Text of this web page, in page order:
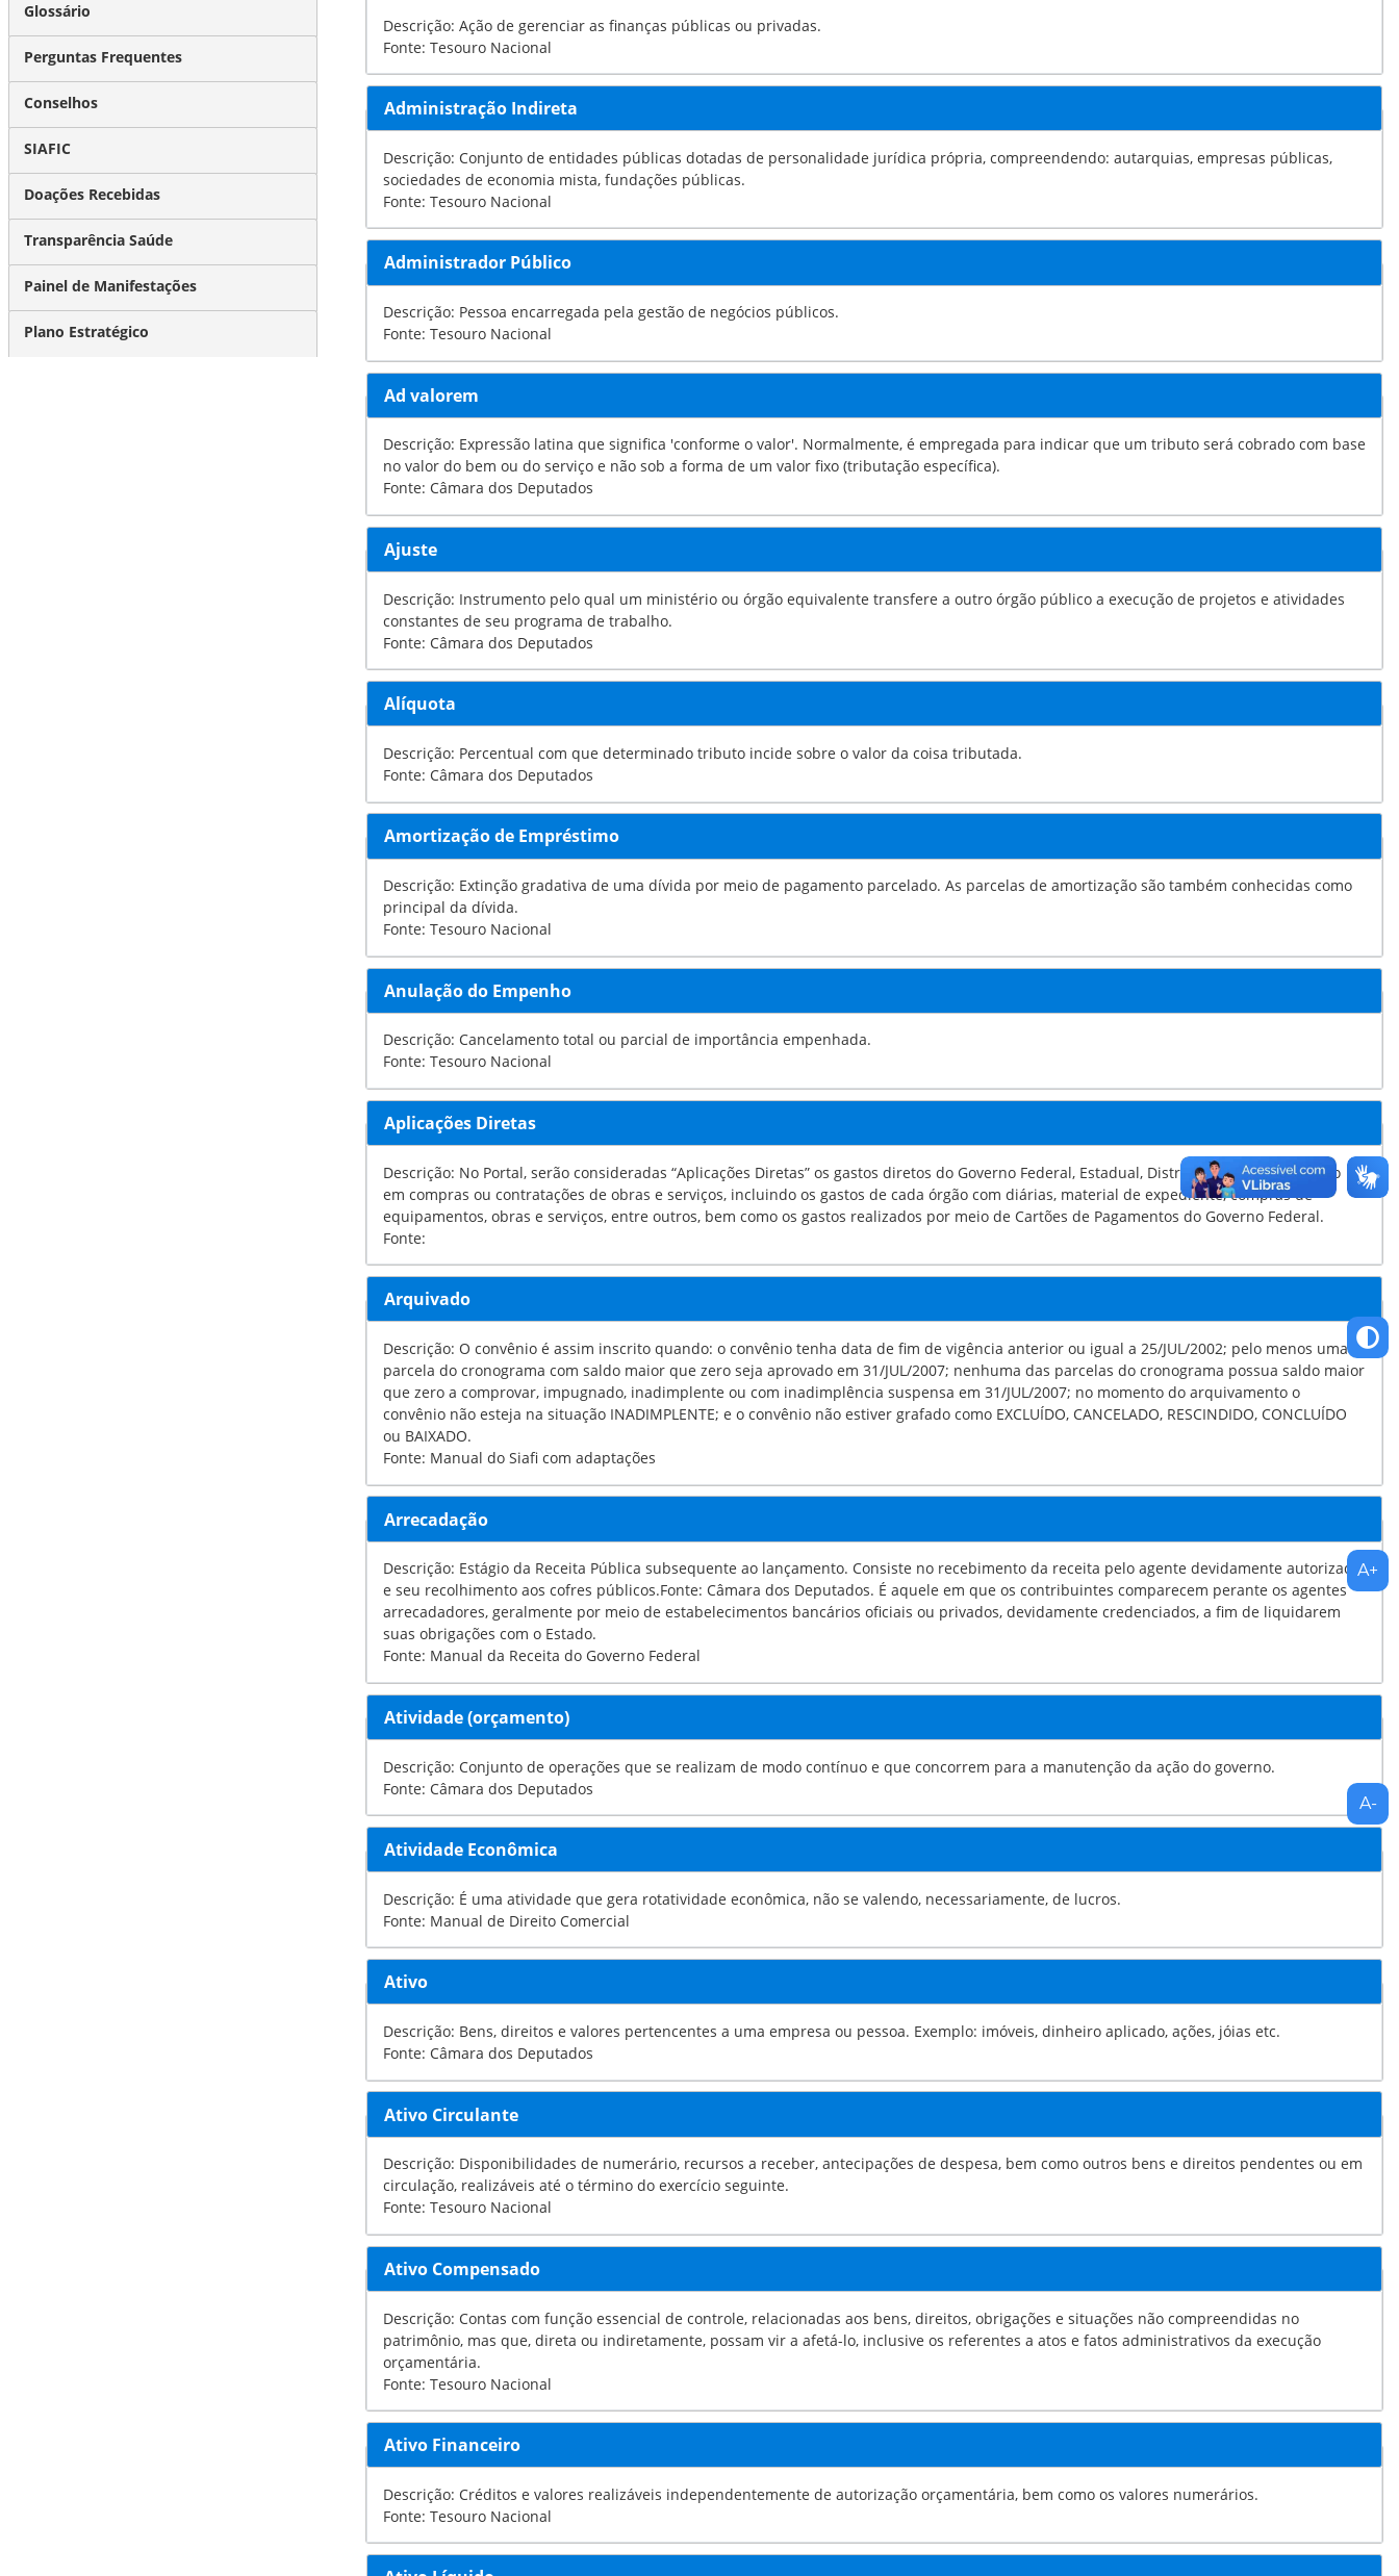
Glossário
Perguntas Frequentes
Conselhos
SIAFIC
Doações Recebidas
Transparência Saúde
Painel de Manifestações
Plano Estratégico
Descrição: Ação de gerenciar as finanças públicas ou privadas.
Fonte: Tesouro Nacional
Administração Indireta
Descrição: Conjunto de entidades públicas dotadas de personalidade jurídica própria, compreendendo: autarquias, empresas públicas,
sociedades de economia mista, fundações públicas.
Fonte: Tesouro Nacional
Administrador Público
Descrição: Pessoa encarregada pela gestão de negócios públicos.
Fonte: Tesouro Nacional
Ad valorem
Descrição: Expressão latina que significa 'conforme o valor'. Normalmente, é empregada para indicar que um tributo será cobrado com base
no valor do bem ou do serviço e não sob a forma de um valor fixo (tributação específica).
Fonte: Câmara dos Deputados
Ajuste
Descrição: Instrumento pelo qual um ministério ou órgão equivalente transfere a outro órgão público a execução de projetos e atividades
constantes de seu programa de trabalho.
Fonte: Câmara dos Deputados
Alíquota
Descrição: Percentual com que determinado tributo incide sobre o valor da coisa tributada.
Fonte: Câmara dos Deputados
Amortização de Empréstimo
Descrição: Extinção gradativa de uma dívida por meio de pagamento parcelado. As parcelas de amortização são também conhecidas como
principal da dívida.
Fonte: Tesouro Nacional
Anulação do Empenho
Descrição: Cancelamento total ou parcial de importância empenhada.
Fonte: Tesouro Nacional
Aplicações Diretas
Descrição: No Portal, serão consideradas “Aplicações Diretas” os gastos diretos do Governo Federal, Estadual, Distrito Federal e Município
em compras ou contratações de obras e serviços, incluindo os gastos de cada órgão com diárias, material de expediente, compras de
equipamentos, obras e serviços, entre outros, bem como os gastos realizados por meio de Cartões de Pagamentos do Governo Federal.
Fonte:
Arquivado
Descrição: O convênio é assim inscrito quando: o convênio tenha data de fim de vigência anterior ou igual a 25/JUL/2002; pelo menos uma
parcela do cronograma com saldo maior que zero seja aprovado em 31/JUL/2007; nenhuma das parcelas do cronograma possua saldo maior
que zero a comprovar, impugnado, inadimplente ou com inadimplência suspensa em 31/JUL/2007; no momento do arquivamento o
convênio não esteja na situação INADIMPLENTE; e o convênio não estiver grafado como EXCLUÍDO, CANCELADO, RESCINDIDO, CONCLUÍDO
ou BAIXADO.
Fonte: Manual do Siafi com adaptações
Arrecadação
Descrição: Estágio da Receita Pública subsequente ao lançamento. Consiste no recebimento da receita pelo agente devidamente autorizado
e seu recolhimento aos cofres públicos.Fonte: Câmara dos Deputados. É aquele em que os contribuintes comparecem perante os agentes
arrecadadores, geralmente por meio de estabelecimentos bancários oficiais ou privados, devidamente credenciados, a fim de liquidarem
suas obrigações com o Estado.
Fonte: Manual da Receita do Governo Federal
Atividade (orçamento)
Descrição: Conjunto de operações que se realizam de modo contínuo e que concorrem para a manutenção da ação do governo.
Fonte: Câmara dos Deputados
Atividade Econômica
Descrição: É uma atividade que gera rotatividade econômica, não se valendo, necessariamente, de lucros.
Fonte: Manual de Direito Comercial
Ativo
Descrição: Bens, direitos e valores pertencentes a uma empresa ou pessoa. Exemplo: imóveis, dinheiro aplicado, ações, jóias etc.
Fonte: Câmara dos Deputados
Ativo Circulante
Descrição: Disponibilidades de numerário, recursos a receber, antecipações de despesa, bem como outros bens e direitos pendentes ou em
circulação, realizáveis até o término do exercício seguinte.
Fonte: Tesouro Nacional
Ativo Compensado
Descrição: Contas com função essencial de controle, relacionadas aos bens, direitos, obrigações e situações não compreendidas no
patrimônio, mas que, direta ou indiretamente, possam vir a afetá-lo, inclusive os referentes a atos e fatos administrativos da execução
orçamentária.
Fonte: Tesouro Nacional
Ativo Financeiro
Descrição: Créditos e valores realizáveis independentemente de autorização orçamentária, bem como os valores numerários.
Fonte: Tesouro Nacional